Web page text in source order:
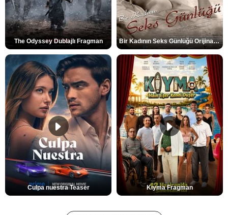
The Odyssey Dublajlı Fragman Bir Kadının Seks Günlüğü Orijinal Fragman
Culpa nuestra Teaser Kıyma Fragman